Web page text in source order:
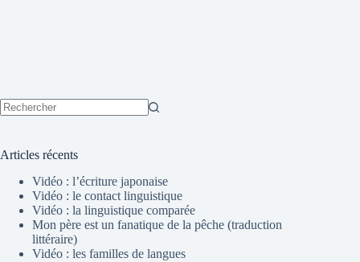
Articles récents
Vidéo : l’écriture japonaise
Vidéo : le contact linguistique
Vidéo : la linguistique comparée
Mon père est un fanatique de la pêche (traduction
littéraire)
Vidéo : les familles de langues